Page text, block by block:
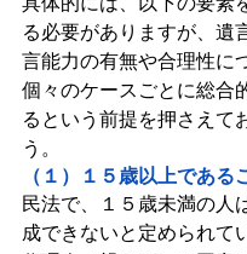
る必要がありますが、遺
言能力の有無や合理性に
個々のケースごとに総合
るという前提を押さえて
う。
（１）１５歳以上である
民法で、１５歳未満の人
成できないと定められて